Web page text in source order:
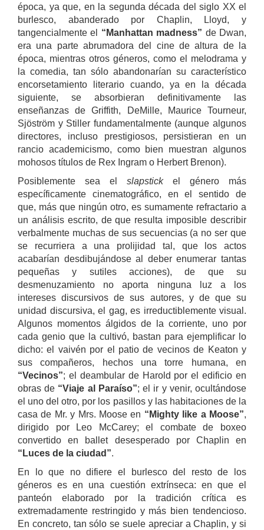
época, ya que, en la segunda década del siglo XX el
burlesco, abanderado por Chaplin, Lloyd, y
tangencialmente el “Manhattan madness” de Dwan,
era una parte abrumadora del cine de altura de la
época, mientras otros géneros, como el melodrama y
la comedia, tan sólo abandonarían su característico
encorsetamiento literario cuando, ya en la década
siguiente, se absorbieran definitivamente las
enseñanzas de Griffith, DeMille, Maurice Tourneur,
Sjöström y Stiller fundamentalmente (aunque algunos
directores, incluso prestigiosos, persistieran en un
rancio academicismo, como bien muestran algunos
mohosos títulos de Rex Ingram o Herbert Brenon).
Posiblemente sea el slapstickel género más
específicamente cinematográfico, en el sentido de
que, más que ningún otro, es sumamente refractario a
un análisis escrito, de que resulta imposible describir
verbalmente muchas de sus secuencias (a no ser que
se recurriera a una prolijidad tal, que los actos
acabarían desdibujándose al deber enumerar tantas
pequeñas y sutiles acciones), de que su
desmenuzamiento no aporta ninguna luz a los
intereses discursivos de sus autores, y de que su
unidad discursiva, el gag, es irreductiblemente visual.
Algunos momentos álgidos de la corriente, uno por
cada genio que la cultivó, bastan para ejemplificar lo
dicho: el vaivén por el patio de vecinos de Keaton y
sus compañeros, hechos una torre humana, en
“Vecinos”; el deambular de Harold por el edificio en
obras de “Viaje al Paraíso”; el ir y venir, ocultándose
el uno del otro, por los pasillos y las habitaciones de la
casa de Mr. y Mrs. Moose en “Mighty like a Moose”,
dirigido por Leo McCarey; el combate de boxeo
convertido en ballet desesperado por Chaplin en
“Luces de la ciudad”.
En lo que no difiere el burlesco del resto de los
géneros es en una cuestión extrínseca: en que el
panteón elaborado por la tradición crítica es
extremadamente restringido y más bien tendencioso.
En concreto, tan sólo se suele apreciar a Chaplin, y si